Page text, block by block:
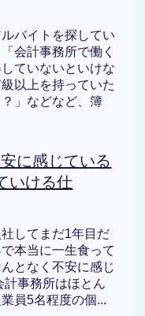
バイトを探してい
会計事務所で働く
ていないといけな
以上を持っていた
」などなど、簿
に感じている
いける仕
してまだ1年目だ
本当に一生食って
となく不安に感じ
計事務所はほとん
員5名程度の個...